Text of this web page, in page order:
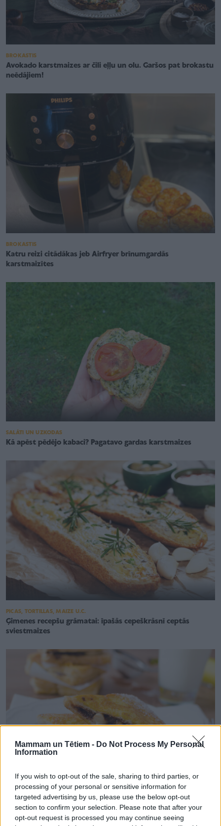
Mammam un Tētiem - Do Not Process My Personal
Information
If you wish to opt-out of the sale, sharing to third parties, or
processing of your personal or sensitive information for
targeted advertising by us, please use the below opt-out
section to confirm your selection. Please note that after your
opt-out request is processed you may continue seeing
BROKASTIS
Avokado karstmaizes ar čili eļļu un olu. Garšos pat brokastu
neēdājiem!
BROKASTIS
Katru reizi citādākas jeb Airfryer brīnumgardās
karstmaizītes
SALĀTI UN UZKODAS
Kā apēst pēdējo kabaci? Pagatavo gardas karstmaizes
PICAS, TORTILLAS, MAIZE U.C.
Ģimenes recepšu grāmatai: īpašās cepeškrāsnī ceptās
sviestmaizes
BROKASTIS
Saldās franču tostermaizes